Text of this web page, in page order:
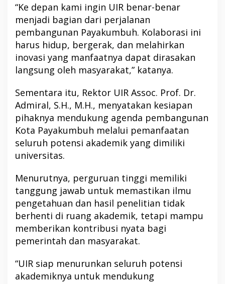
“Ke depan kami ingin UIR benar-benar
menjadi bagian dari perjalanan
pembangunan Payakumbuh. Kolaborasi ini
harus hidup, bergerak, dan melahirkan
inovasi yang manfaatnya dapat dirasakan
langsung oleh masyarakat,” katanya.
Sementara itu, Rektor UIR Assoc. Prof. Dr.
Admiral, S.H., M.H., menyatakan kesiapan
pihaknya mendukung agenda pembangunan
Kota Payakumbuh melalui pemanfaatan
seluruh potensi akademik yang dimiliki
universitas.
Menurutnya, perguruan tinggi memiliki
tanggung jawab untuk memastikan ilmu
pengetahuan dan hasil penelitian tidak
berhenti di ruang akademik, tetapi mampu
memberikan kontribusi nyata bagi
pemerintah dan masyarakat.
“UIR siap menurunkan seluruh potensi
akademiknya untuk mendukung